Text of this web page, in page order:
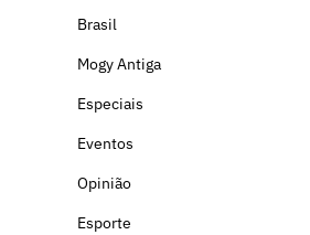
Brasil
Mogy Antiga
Especiais
Eventos
Opinião
Esporte